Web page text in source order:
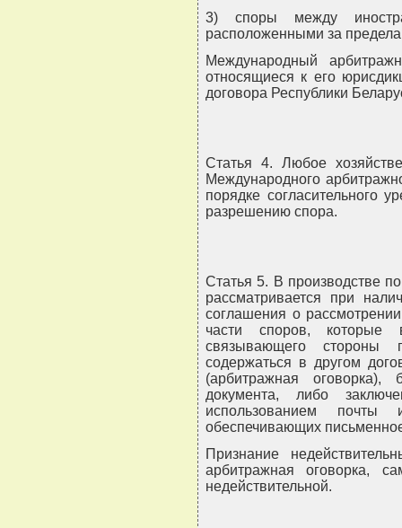
3) споры между
расположенными за
Международный
относящиеся к его
договора Республики
Статья 4. Любое
Международного
порядке согласительного
разрешению спора.
Статья 5. В производстве
рассматривается при
соглашения о
части споров, которые
связывающего стороны
содержаться в другом
(арбитражная
документа, либо
использованием
обеспечивающих
Признание
арбитражная оговорка,
недействительной.